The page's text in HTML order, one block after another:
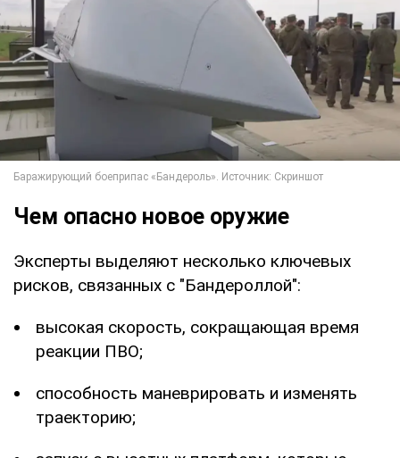
Чем опасно новое оружие
Эксперты выделяют несколько ключевых
рисков, связанных с "Бандероллой":
высокая скорость, сокращающая время
реакции ПВО;
способность маневрировать и изменять
траекторию;